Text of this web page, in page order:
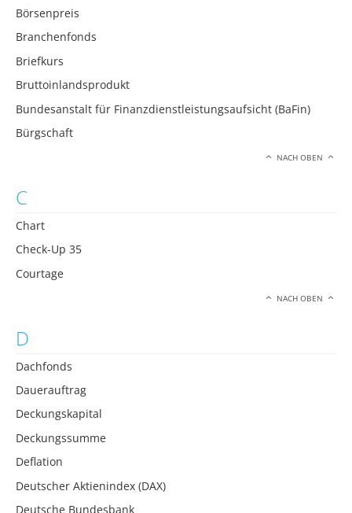
Börsenpreis
Branchenfonds
Briefkurs
Bruttoinlandsprodukt
Bundesanstalt für Finanzdienstleistungsaufsicht (BaFin)
Bürgschaft
NACH OBEN
C
Chart
Check-Up 35
Courtage
NACH OBEN
D
Dachfonds
Dauerauftrag
Deckungskapital
Deckungssumme
Deflation
Deutscher Aktienindex (DAX)
Deutsche Bundesbank